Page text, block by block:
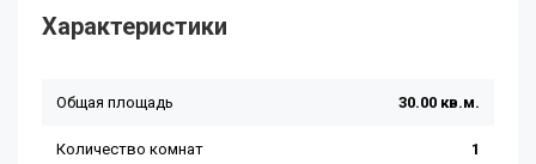
Характеристики